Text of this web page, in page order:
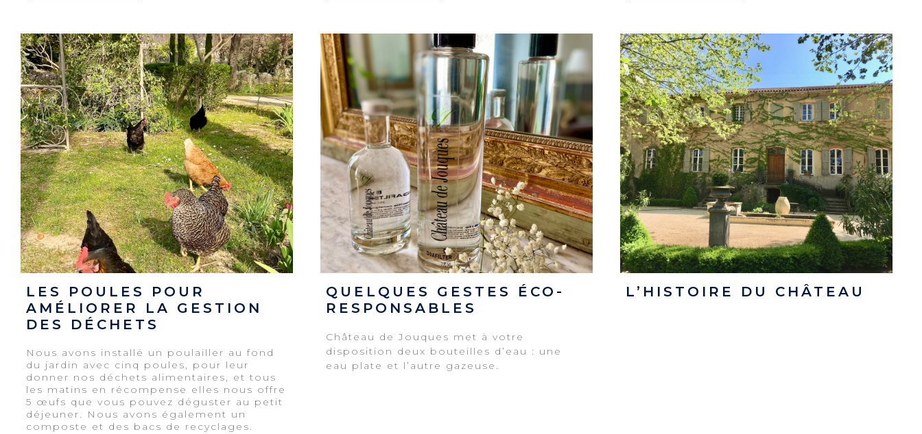
LES POULES POUR
AMÉLIORER LA GESTION
DES DÉCHETS
Nous avons installé un poulailler au fond
du jardin avec cinq poules, pour leur
donner nos déchets alimentaires, et tous
les matins en récompense elles nous offre
5 œufs que vous pouvez déguster au petit
déjeuner. Nous avons également un
composte et des bacs de recyclages.
QUELQUES GESTES ÉCO-
RESPONSABLES
Château de Jouques met à votre
disposition deux bouteilles d’eau : une
eau plate et l’autre gazeuse.
L’HISTOIRE DU CHÂTEAU